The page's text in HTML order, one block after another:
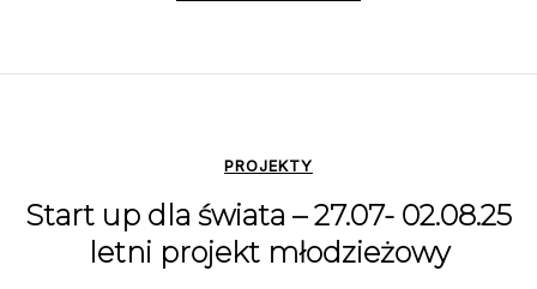
PROJEKTY
Start up dla świata – 27.07- 02.08.25
letni projekt młodzieżowy